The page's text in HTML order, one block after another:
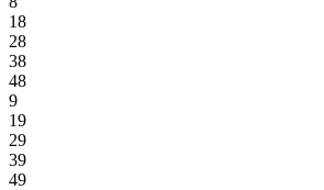
18
28
38
48
9
19
29
39
49